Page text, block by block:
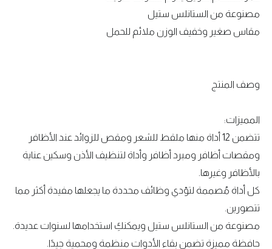
مصنوعة من الستانلس ستيل
مقاس صغير وخفيف الوزن ملائم للحمل
وصف المنتج
المميزات:
تتضمن 12 أداة منها ملقط للشعر ومقص للزوائد عند الأظافر
ومقصات أظافر ومبرد أظافر وأداة لتنظيف الأذن وسكين عناية
بالأظافر وغيرها.
كل أداة مُصممة لتؤدي وظائف محددة ما يجعلها مفيدة أكثر مما
تتصورين.
مصنوعة من الستانلس ستيل ويمكنكِ استخدامها لسنوات عديدة.
حافظة مميزة تضمن بقاء الأدوات منظمة ومحمية جيدًا.